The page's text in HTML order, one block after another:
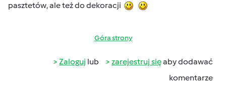
pasztetów, ale też do dekoracji
Góra strony
Zaloguj lub zarejestruj sięaby dodawać
komentarze